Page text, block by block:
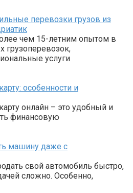
перевозки грузов из
чем 15-летним опытом в
грузоперевозок,
услуги
особенности и
онлайн – это удобный и
финансовую
машину даже с
свой автомобиль быстро,
сложно. Особенно,